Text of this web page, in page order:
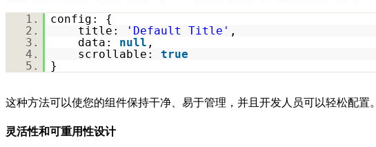
1.
config: {
2.
title: 'Default Title' ,
3.
data: null ,
4.
scrollable: true
5.
}
这种方法可以使您的组件保持干净、易于管理，并且开发人员可以轻松配置。
灵活性和可重用性设计